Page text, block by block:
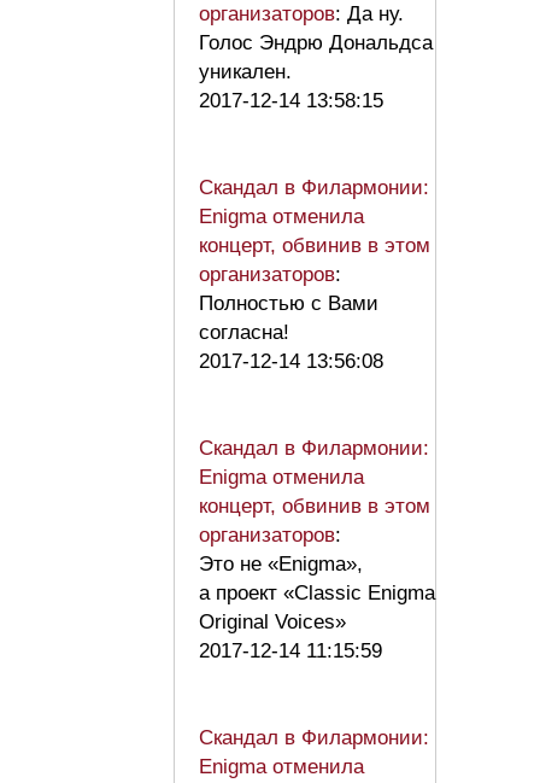
организаторов: Да ну.
Голос Эндрю Дональдса
уникален.
2017-12-14 13:58:15
Скандал в Филармонии:
Enigma отменила
концерт, обвинив в этом
организаторов:
Полностью с Вами
согласна!
2017-12-14 13:56:08
Скандал в Филармонии:
Enigma отменила
концерт, обвинив в этом
организаторов:
Это не «Enigma»,
а проект «Classic Enigma
Original Voices»
2017-12-14 11:15:59
Скандал в Филармонии:
Enigma отменила